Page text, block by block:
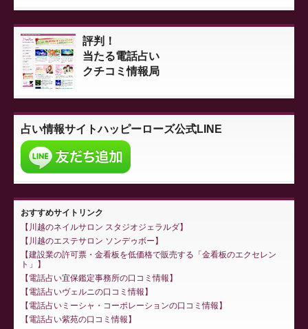
評判！
当たる電話占い
クチコミ情報局
占い情報サイトハッピーローズ公式LINE
おすすめサイトリンク
川越のネイルサロン スタジオジェラルダ
川越のエステサロン ソンデゥボー
建設業の許可票・金看板を低価格で販売する「金看板のエクセレン
ト」
電話占い宜保鑑定事務所の口コミ情報
電話占いヴェルニの口コミ情報
電話占いミーシャ・コーポレーションの口コミ情報
電話占い紫苑の口コミ情報